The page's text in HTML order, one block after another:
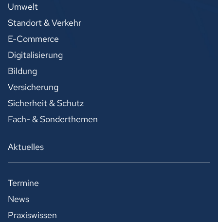
Umwelt
Standort & Verkehr
E-Commerce
Digitalisierung
Bildung
Versicherung
Sicherheit & Schutz
Fach- & Sonderthemen
Aktuelles
Termine
News
Praxiswissen